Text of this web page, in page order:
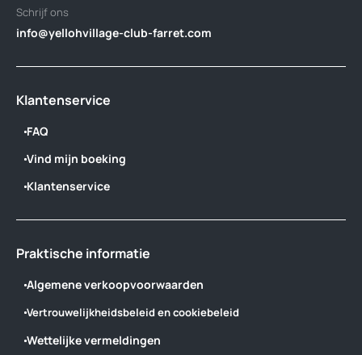
Schrijf ons
info@yellohvillage-club-farret.com
Klantenservice
FAQ
Vind mijn boeking
Klantenservice
Praktische informatie
Algemene verkoopvoorwaarden
Vertrouwelijkheidsbeleid en cookiebeleid
Wettelijke vermeldingen